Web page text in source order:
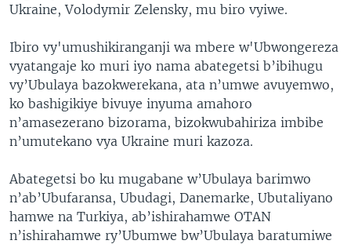
Ukraine, Volodymir Zelensky, mu biro vyiwe.
Ibiro vy'umushikiranganji wa mbere w'Ubwongereza
vyatangaje ko muri iyo nama abategetsi b’ibihugu
vy’Ubulaya bazokwerekana, ata n’umwe avuyemwo,
ko bashigikiye bivuye inyuma amahoro
n’amasezerano bizorama, bizokwubahiriza imbibe
n’umutekano vya Ukraine muri kazoza.
Abategetsi bo ku mugabane w’Ubulaya barimwo
n’ab’Ubufaransa, Ubudagi, Danemarke, Ubutaliyano
hamwe na Turkiya, ab’ishirahamwe OTAN
n’ishirahamwe ry’Ubumwe bw’Ubulaya baratumiwe